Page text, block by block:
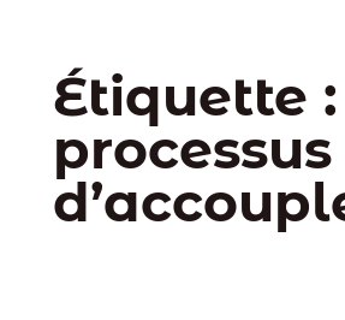
Étiquette :
processus